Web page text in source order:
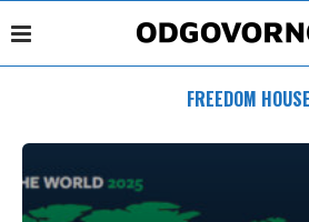
FREEDOM HOUSE